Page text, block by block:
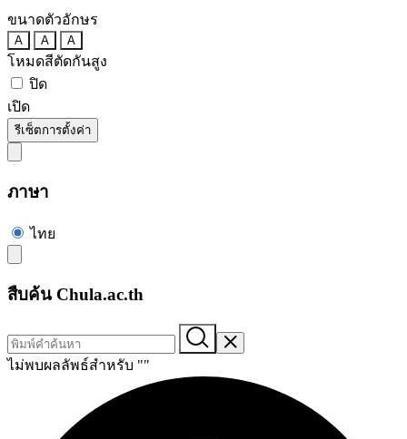
ขนาดตัวอักษร
A A A
โหมดสีตัดกันสูง
ปิด
เปิด
รีเซ็ตการตั้งค่า
ภาษา
ไทย
สืบค้น Chula.ac.th
ไม่พบผลลัพธ์สำหรับ ""